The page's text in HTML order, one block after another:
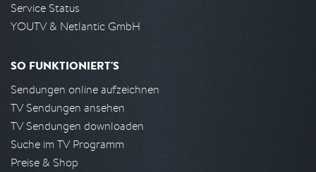
Service Status
YOUTV & Netlantic GmbH
SO FUNKTIONIERT'S
Sendungen online aufzeichnen
TV Sendungen ansehen
TV Sendungen downloaden
Suche im TV Programm
Preise & Shop